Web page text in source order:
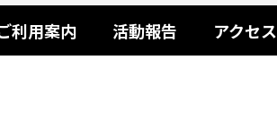
利用案内 活動報告 アクセス